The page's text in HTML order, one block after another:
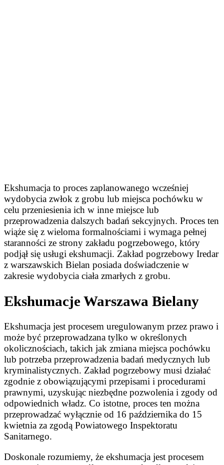
Ekshumacja to proces zaplanowanego wcześniej
wydobycia zwłok z grobu lub miejsca pochówku w
celu przeniesienia ich w inne miejsce lub
przeprowadzenia dalszych badań sekcyjnych. Proces ten
wiąże się z wieloma formalnościami i wymaga pełnej
staranności ze strony zakładu pogrzebowego, który
podjął się usługi ekshumacji. Zakład pogrzebowy Iredar
z warszawskich Bielan posiada doświadczenie w
zakresie wydobycia ciała zmarłych z grobu.
Ekshumacje Warszawa Bielany
Ekshumacja jest procesem uregulowanym przez prawo i
może być przeprowadzana tylko w określonych
okolicznościach, takich jak zmiana miejsca pochówku
lub potrzeba przeprowadzenia badań medycznych lub
kryminalistycznych. Zakład pogrzebowy musi działać
zgodnie z obowiązującymi przepisami i procedurami
prawnymi, uzyskując niezbędne pozwolenia i zgody od
odpowiednich władz. Co istotne, proces ten można
przeprowadzać wyłącznie od 16 października do 15
kwietnia za zgodą Powiatowego Inspektoratu
Sanitarnego.
Doskonale rozumiemy, że ekshumacja jest procesem